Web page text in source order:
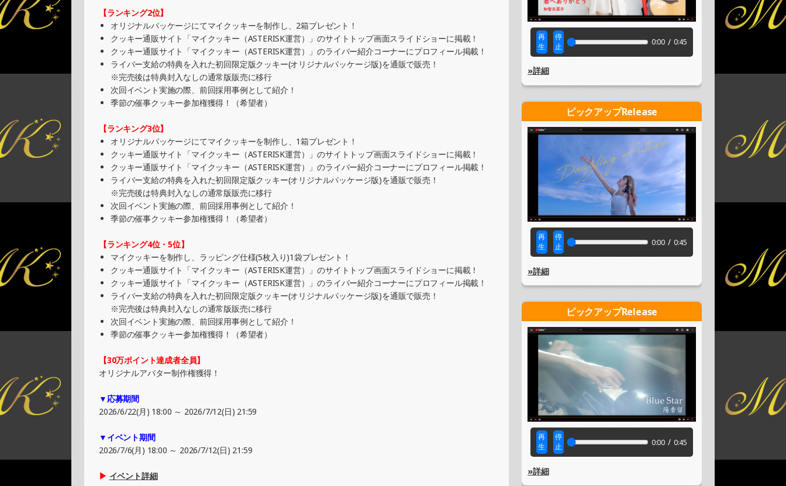
2025/08/25
SHOWROOMでイベント開催（キャラクターイラスト提供イベント）
»もっと見る
2025/08/24
SHOWROOMでの開催イベント結果（ホログラムステッカー制作・PRイベント）
»もっと見る
2025/08/17
SHOWROOMでの開催イベント結果（缶バッジ制作・PRイベント）
»もっと見る
2025/08/10
SHOWROOMでの開催イベント結果（ポストカード制作・PRイベント）
»もっと見る
2025/08/10
»もっと見る
2025/08/03
SHOWROOMでの開催イベント結果（オリジナルカード制作・PRイベント）
»もっと見る
2025/08/03
SHOWROOMでの開催イベント結果（缶バッチ＆ステッカー制作・PRイベント）
2025/08/02
»もっと見る
2025/08/02
SHOWROOMでイベント開催（オリジナルカード制作・PRイベント）
»もっと見る
【ランキング2位】
オリジナルパッケージにてマイクッキーを制作し、2箱プレゼント！
クッキー通販サイト「マイクッキー（ASTERISK運営）」のサイトトップ画面スライドショーに掲載！
クッキー通販サイト「マイクッキー（ASTERISK運営）」のライバー紹介コーナーにプロフィール掲載！
ライバー支給の特典を入れた初回限定版クッキー(オリジナルパッケージ版)を通販で販売！
※完売後は特典封入なしの通常版販売に移行
次回イベント実施の際、前回採用事例として紹介！
季節の催事クッキー参加権獲得！（希望者）
【ランキング3位】
オリジナルパッケージにてマイクッキーを制作し、1箱プレゼント！
クッキー通販サイト「マイクッキー（ASTERISK運営）」のサイトトップ画面スライドショーに掲載！
クッキー通販サイト「マイクッキー（ASTERISK運営）」のライバー紹介コーナーにプロフィール掲載！
ライバー支給の特典を入れた初回限定版クッキー(オリジナルパッケージ版)を通販で販売！
※完売後は特典封入なしの通常版販売に移行
次回イベント実施の際、前回採用事例として紹介！
季節の催事クッキー参加権獲得！（希望者）
【ランキング4位・5位】
マイクッキーを制作し、ラッピング仕様(5枚入り)1袋プレゼント！
クッキー通販サイト「マイクッキー（ASTERISK運営）」のサイトトップ画面スライドショーに掲載！
クッキー通販サイト「マイクッキー（ASTERISK運営）」のライバー紹介コーナーにプロフィール掲載！
ライバー支給の特典を入れた初回限定版クッキー(オリジナルパッケージ版)を通販で販売！
※完売後は特典封入なしの通常版販売に移行
次回イベント実施の際、前回採用事例として紹介！
季節の催事クッキー参加権獲得！（希望者）
【30万ポイント達成者全員】
オリジナルアバター制作権獲得！
▼応募期間
2026/6/22(月) 18:00 ～ 2026/7/12(日) 21:59
▼イベント期間
2026/7/6(月) 18:00 ～ 2026/7/12(日) 21:59
▶ イベント詳細
再
生
停
止
0:00 / 0:45
»詳細
ピックアップRelease
再
生
停
止
0:00 / 0:45
»詳細
ピックアップRelease
再
生
停
止
0:00 / 0:45
»詳細